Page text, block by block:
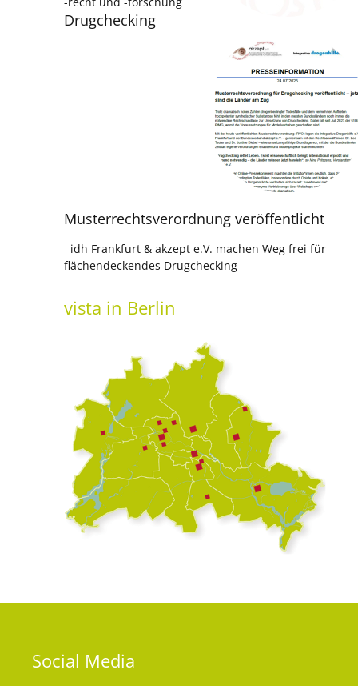
Drugchecking
Musterrechtsverordnung veröffentlicht
idh Frankfurt & akzept e.V. machen Weg frei für
flächendeckendes Drugchecking
vista in Berlin
Social Media